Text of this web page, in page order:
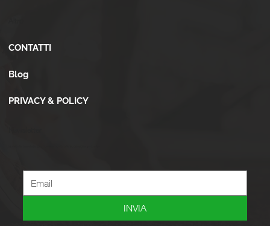
CONTATTI
Blog
PRIVACY & POLICY
INVIA